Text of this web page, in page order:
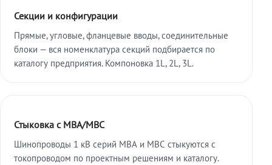
Секции и конфигурации
Прямые, угловые, фланцевые вводы, соединительные
блоки — вся номенклатура секций подбирается по
каталогу предприятия. Компоновка 1L, 2L, 3L.
Стыковка с МВА/МВС
Шинопроводы 1 кВ серий МВА и МВС стыкуются с
токопроводом по проектным решениям и каталогу.